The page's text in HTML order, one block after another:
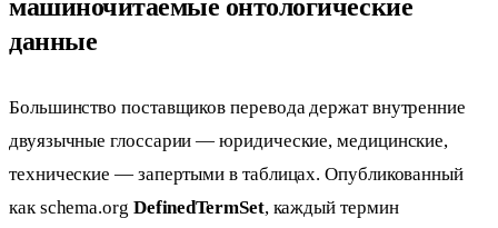
машиночитаемые онтологические
данные
Большинство поставщиков перевода держат внутренние
двуязычные глоссарии — юридические, медицинские,
технические — запертыми в таблицах. Опубликованный
как schema.org DefinedTermSet, каждый термин